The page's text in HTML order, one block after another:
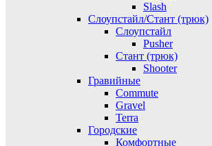
Slash
Слоупстайл/Стант (трюк)
Слоупстайл
Pusher
Стант (трюк)
Shooter
Гравийные
Commute
Gravel
Terra
Городские
Комфортные